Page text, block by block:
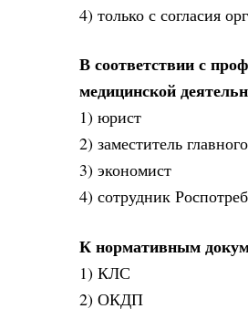
4) только с согласия
В соответствии с
медицинской
1) юрист
2) заместитель
3) экономист
4) сотрудник
К нормативным
1) КЛС
2) ОКДП